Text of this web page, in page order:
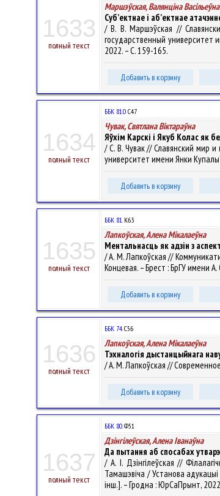
1633
полный текст
Маршэўская, Валянцiна Васiльеўна
Суб’ектнае і аб’ектнае
/ В. В. Маршэўская //
государственный университет
2022. – С. 159-165.
Добавить в корзину
1634
полный текст
ББК 81.0 С47
Чувак, Святлана Віктараўна
Яўхім Карскі і Якуб Колас як
/ С. В. Чувак // Славянский мир
университет имени Янки
Добавить в корзину
1635
полный текст
ББК 81.К63
Лапкоўская, Алена Мiкалаеўна
Ментальнасць як адзін з
/ А. М. Лапкоўская //
Концевая. – Брест : БрГУ имени
Добавить в корзину
1636
полный текст
ББК 74.С56
Лапкоўская, Алена Мiкалаеўна
Тэхналогія дыстанцыйнага
/ А. М. Лапкоўская //
Добавить в корзину
1637
полный текст
ББК 80.Ф51
Дзінгілеўская, Алена Іванаўна
Да пытання аб спосабах
/ А. І. Дзінгілеўская //
Тамашэвіча / Установа адукацыі
інш.]. – Гродна : ЮрСаПрынт,